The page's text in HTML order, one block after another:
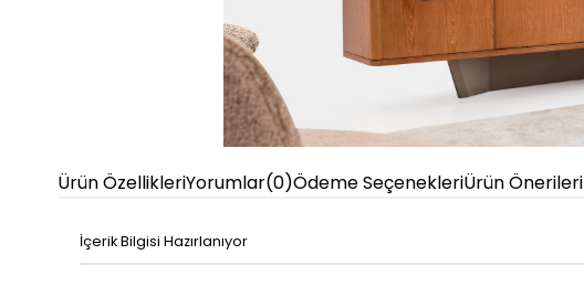
Ürün ÖzellikleriYorumlar(0)Ödeme SeçenekleriÜrün Önerileri
İçerik Bilgisi Hazırlanıyor